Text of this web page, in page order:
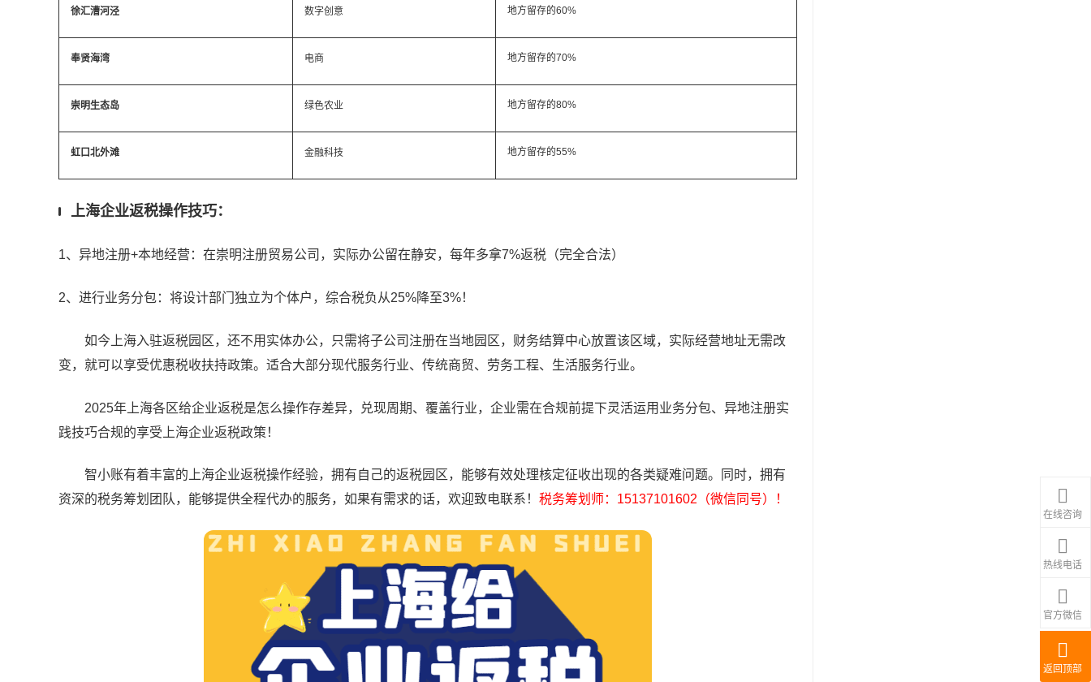
徐汇漕河泾 数字创意 地方留存的60%
奉贤海湾 电商 地方留存的70%
崇明生态岛 绿色农业 地方留存的80%
虹口北外滩 金融科技 地方留存的55%
上海企业返税操作技巧：
1、异地注册+本地经营：在崇明注册贸易公司，实际办公留在静安，每年多拿7%返税（完全合法）
2、进行业务分包：将设计部门独立为个体户，综合税负从25%降至3%！
如今上海入驻返税园区，还不用实体办公，只需将子公司注册在当地园区，财务结算中心放置该区域，实际经营地址无需改
变，就可以享受优惠税收扶持政策。适合大部分现代服务行业、传统商贸、劳务工程、生活服务行业。
2025年上海各区给企业返税是怎么操作存差异，兑现周期、覆盖行业，企业需在合规前提下灵活运用业务分包、异地注册实
践技巧合规的享受上海企业返税政策！
智小账有着丰富的上海企业返税操作经验，拥有自己的返税园区，能够有效处理核定征收出现的各类疑难问题。同时，拥有
资深的税务筹划团队，能够提供全程代办的服务，如果有需求的话，欢迎致电联系！ 税务筹划师：15137101602（微信同号）！
在线咨询
热线电话
官方微信
返回顶部